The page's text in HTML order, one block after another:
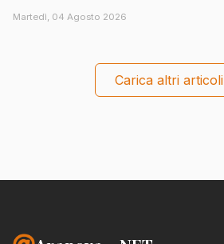
Martedì, 04 Agosto 2026
Carica altri articoli